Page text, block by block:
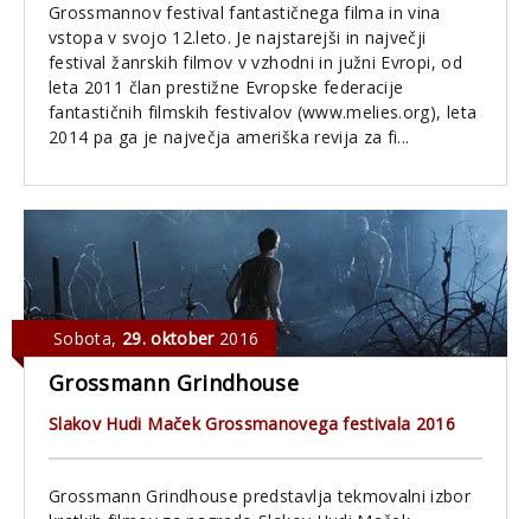
Grossmannov festival fantastičnega filma in vina
vstopa v svojo 12.leto. Je najstarejši in največji
festival žanrskih filmov v vzhodni in južni Evropi, od
leta 2011 član prestižne Evropske federacije
fantastičnih filmskih festivalov (www.melies.org), leta
2014 pa ga je največja ameriška revija za fi...
Sobota, 29. oktober2016
Grossmann Grindhouse
Slakov Hudi Maček Grossmanovega festivala 2016
Grossmann Grindhouse predstavlja tekmovalni izbor